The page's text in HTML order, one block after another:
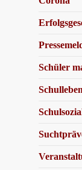
Schüler
Schulleben